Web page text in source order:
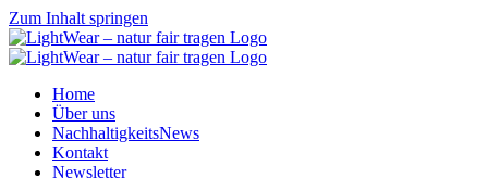
Zum Inhalt springen
Home
Über uns
NachhaltigkeitsNews
Kontakt
Newsletter